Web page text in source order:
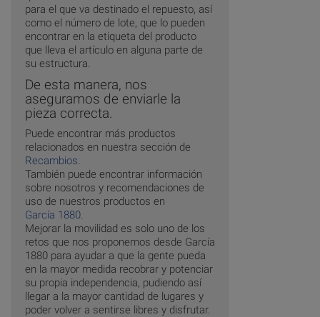
para el que va destinado el repuesto, así
como el número de lote, que lo pueden
encontrar en la etiqueta del producto
que lleva el artículo en alguna parte de
su estructura.
De esta manera, nos
aseguramos de enviarle la
pieza correcta.
Puede encontrar más productos
relacionados en nuestra sección de
Recambios.
También puede encontrar información
sobre nosotros y recomendaciones de
uso de nuestros productos en
García 1880.
Mejorar la movilidad es solo uno de los
retos que nos proponemos desde García
1880 para ayudar a que la gente pueda
en la mayor medida recobrar y potenciar
su propia independencia, pudiendo así
llegar a la mayor cantidad de lugares y
poder volver a sentirse libres y disfrutar.